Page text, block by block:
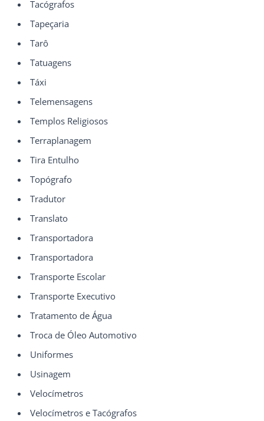
Tacógrafos
Tapeçaria
Tarô
Tatuagens
Táxi
Telemensagens
Templos Religiosos
Terraplanagem
Tira Entulho
Topógrafo
Tradutor
Translato
Transportadora
Transportadora
Transporte Escolar
Transporte Executivo
Tratamento de Água
Troca de Óleo Automotivo
Uniformes
Usinagem
Velocímetros
Velocímetros e Tacógrafos